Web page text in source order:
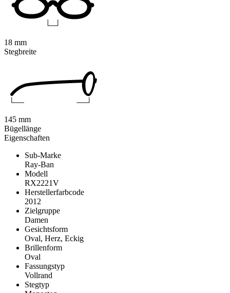
Eigenschaften
Sub-Marke
Ray-Ban
Modell
RX2221V
Herstellerfarbcode
2012
Zielgruppe
Damen
Gesichtsform
Oval, Herz, Eckig
Brillenform
Oval
Fassungstyp
Vollrand
Stegtyp
18 mm
Stegbreite
145 mm
Bügellänge